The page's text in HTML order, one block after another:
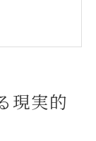
のコツ
秘訣
現実的